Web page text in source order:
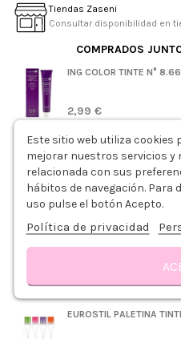
Tiendas Zaseni
Consultar disponibilidad en
COMPRADOS
ING COLOR TINTE N°
2,99 €
ING COLOR OXIDANTE
3,79 €
PLASTICAPS PEINADOR
EUROSTIL PALETINA
DescripciónModo de empleo
Este sitio web utiliza cookies
mejorar nuestros servicios y
relacionada con sus
hábitos de navegación.
uso pulse el botón Acepto.
Política de privacidad